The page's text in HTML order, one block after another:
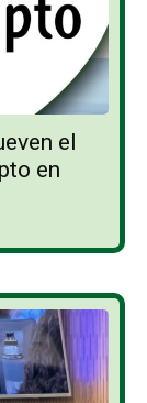
el
en